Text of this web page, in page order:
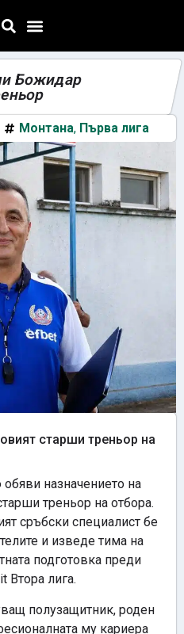
Божидар
Монтана, Първа лига
старши треньор на
назначението на
треньор на отбора.
сръбски специалист бе
и изведе тима на
подготовка преди
Втора лига.
полузащитник, роден
му кариера